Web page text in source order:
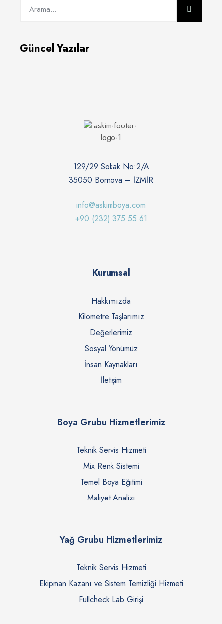
Güncel Yazılar
129/29 Sokak No:2/A
35050 Bornova – İZMİR
info@askimboya.com
+90 (232) 375 55 61
Kurumsal
Hakkımızda
Kilometre Taşlarımız
Değerlerimiz
Sosyal Yönümüz
İnsan Kaynakları
İletişim
Boya Grubu Hizmetlerimiz
Teknik Servis Hizmeti
Mix Renk Sistemi
Temel Boya Eğitimi
Maliyet Analizi
Yağ Grubu Hizmetlerimiz
Teknik Servis Hizmeti
Ekipman Kazanı ve Sistem Temizliği Hizmeti
Fullcheck Lab Girişi